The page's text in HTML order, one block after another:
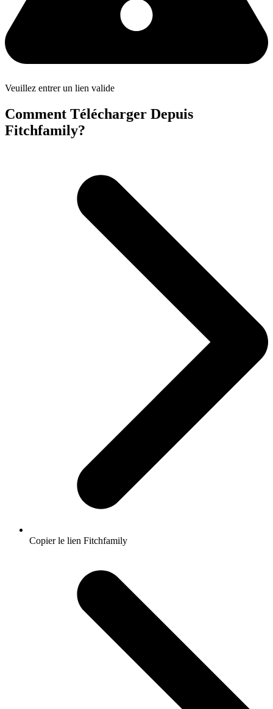
Veuillez entrer un lien valide
Comment Télécharger Depuis
Fitchfamily?
Copier le lien Fitchfamily